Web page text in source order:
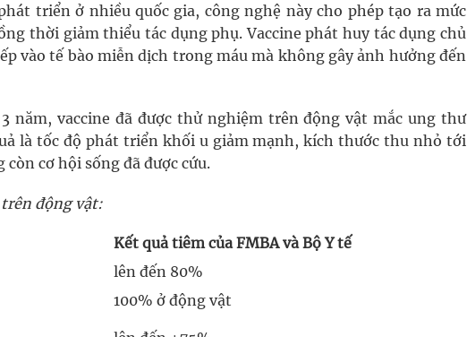
triển ở nhiều quốc gia, công nghệ này cho phép tạo ra mức
thời giảm thiểu tác dụng phụ. Vaccine phát huy tác dụng chủ
vào tế bào miễn dịch trong máu mà không gây ảnh hưởng đến
năm, vaccine đã được thử nghiệm trên động vật mắc ung thư
là tốc độ phát triển khối u giảm mạnh, kích thước thu nhỏ tới
cơ hội sống đã được cứu.
động vật:
Kết quả tiêm của FMBA và Bộ Y tế
lên đến 80%
100% ở động vật